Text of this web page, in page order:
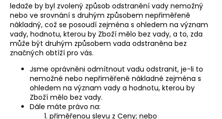
ledaže by byl zvolený způsob odstranění vady nemožný
nebo ve srovnání s druhým způsobem nepřiměřeně
nákladný, což se posoudí zejména s ohledem na význam
vady, hodnotu, kterou by Zboží mělo bez vady, a to, zda
může být druhým způsobem vada odstraněna bez
značných obtíží pro vás.
Jsme oprávněni odmítnout vadu odstranit, je-li to
nemožné nebo nepřiměřeně nákladné zejména s
ohledem na význam vady a hodnotu, kterou by
Zboží mělo bez vady.
Dále máte právo na:
přiměřenou slevu z Ceny; nebo